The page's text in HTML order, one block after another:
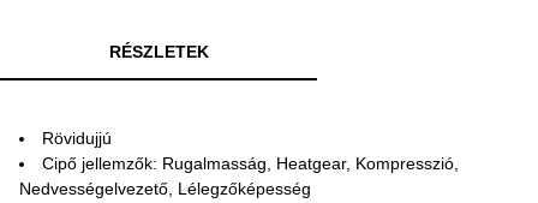
RÉSZLETEK
Rövidujjú
Cipő jellemzők: Rugalmasság, Heatgear, Kompresszió,
Nedvességelvezető, Lélegzőképesség